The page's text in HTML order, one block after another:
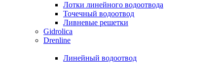
Лотки линейного водоотвода
Точечный водоотвод
Ливневые решетки
Gidrolica
Drenline
Линейный водоотвод